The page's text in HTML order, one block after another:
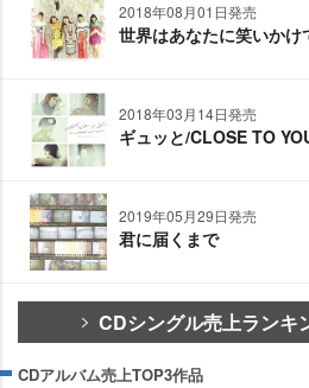
2018年08月01日発売
世界はあなたに笑いかけ
2018年03月14日発売
ギュッと/CLOSE TO
2019年05月29日発売
君に届くまで
CDシングル売上ランキ
CDアルバム売上TOP3作品